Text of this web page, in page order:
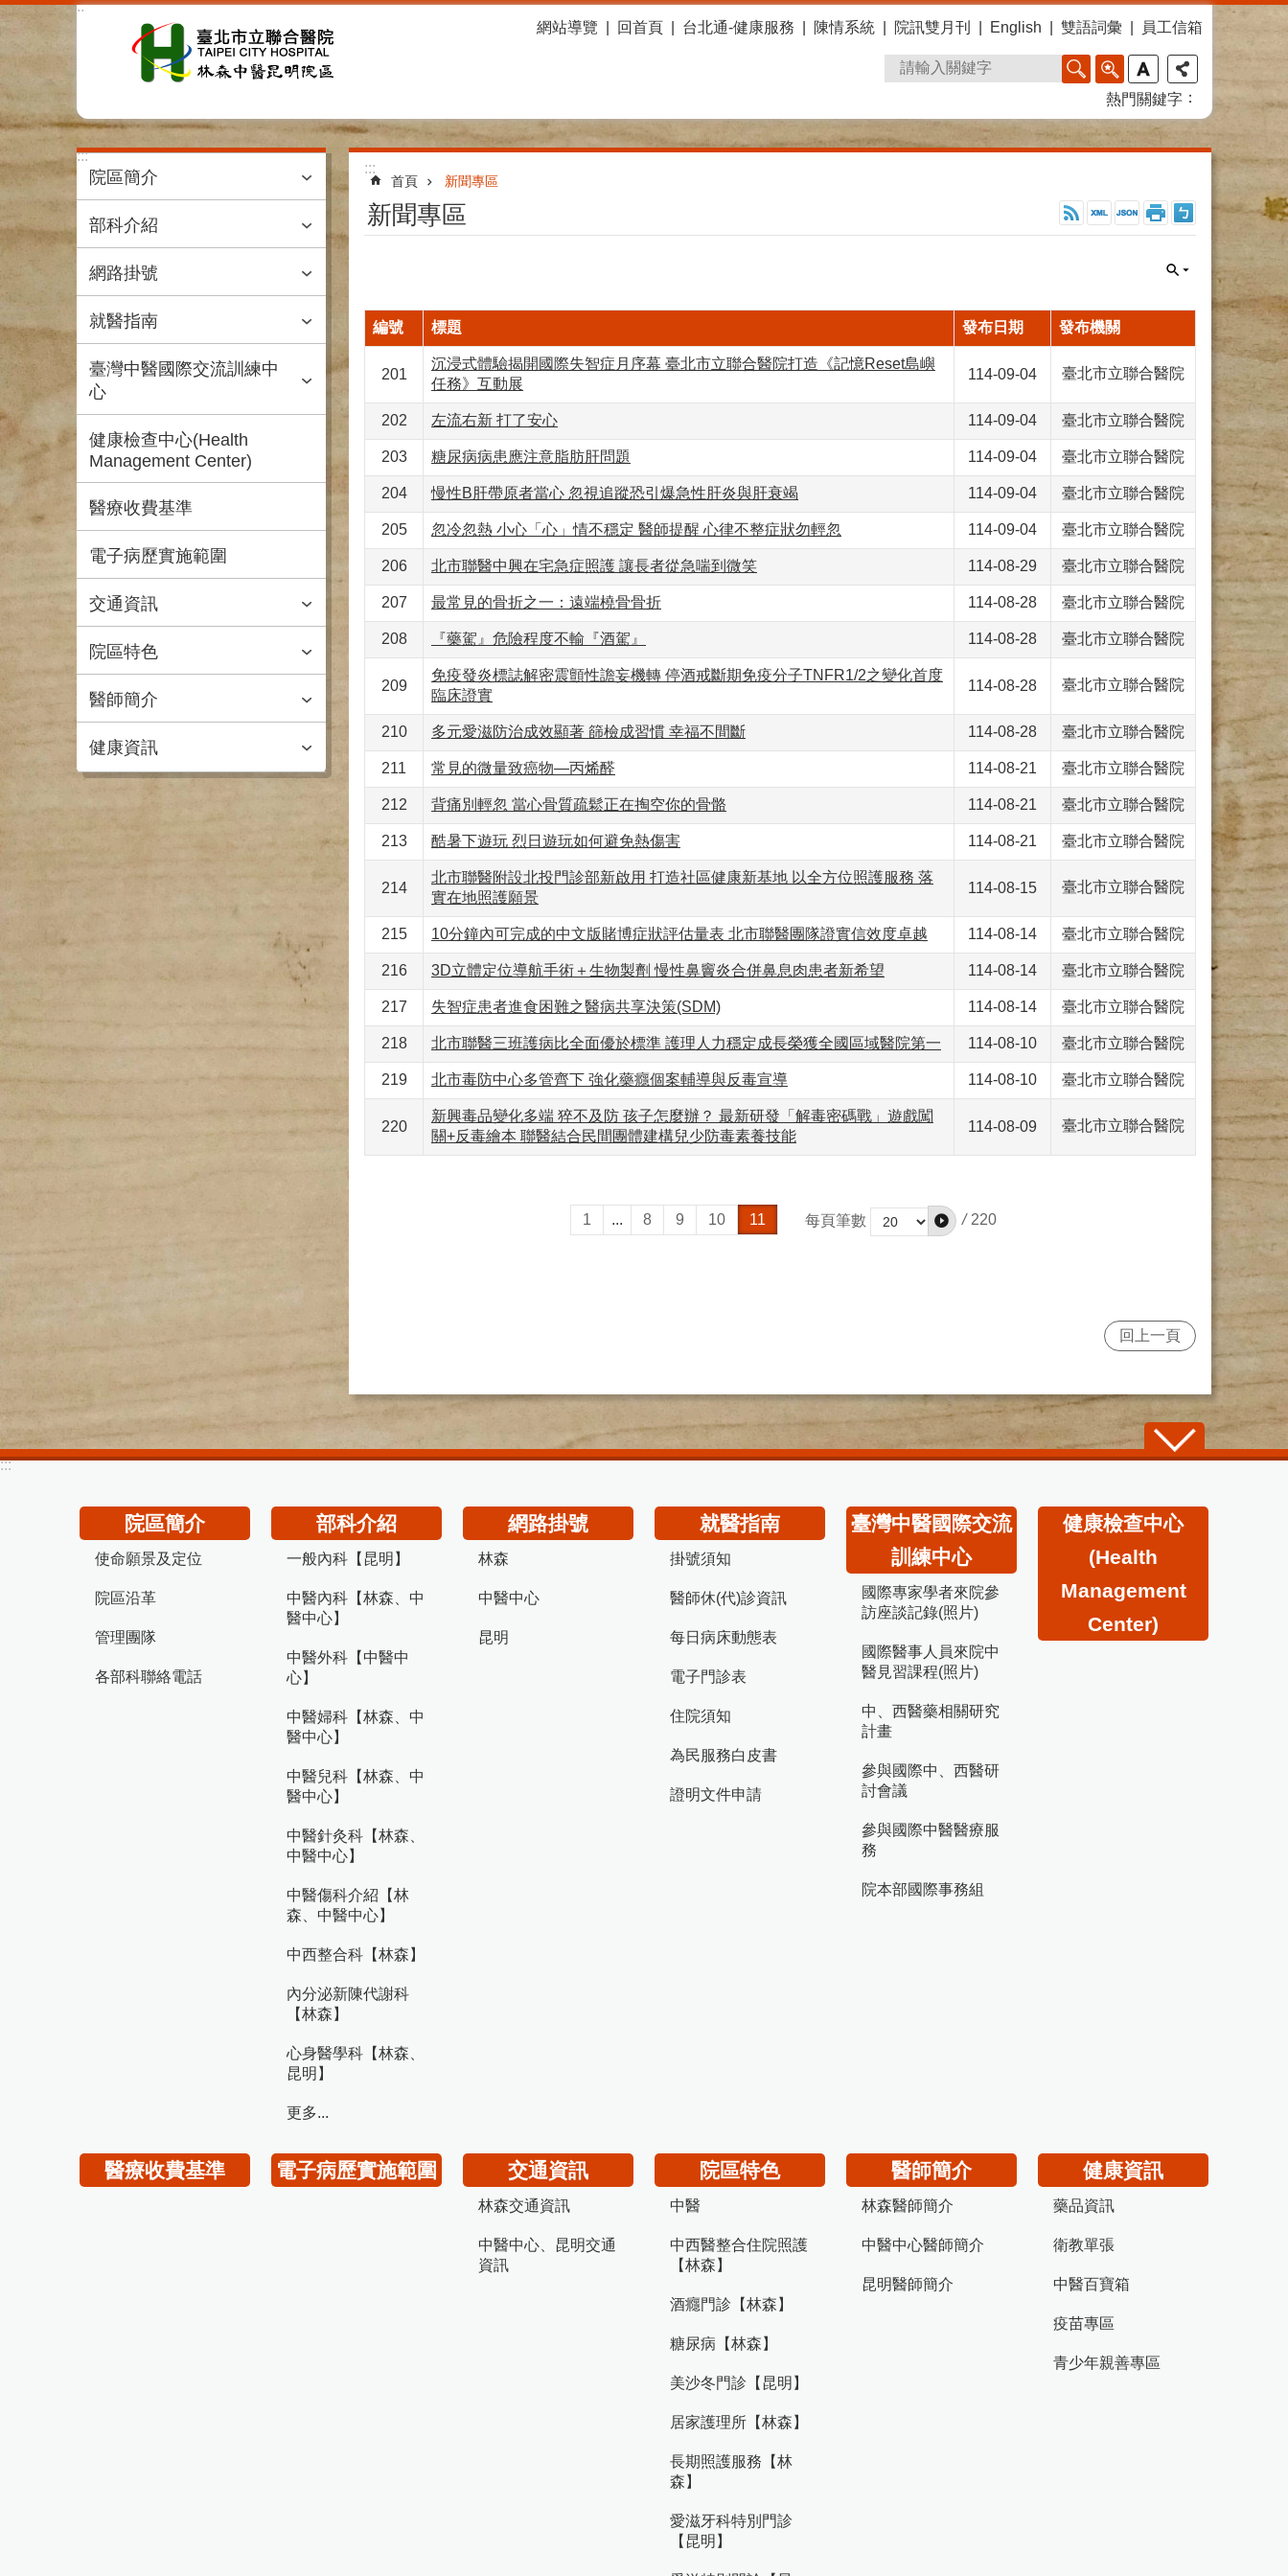
跳到主要內容區塊
:::
網站導覽
回首頁 台北通-健康服務 陳情系統 院訊雙月刊 English 雙語詞彙 員工信箱
熱門關鍵字
:::
院區簡介
部科介紹
網路掛號
就醫指南
臺灣中醫國際交流訓練中
心
健康檢查中心(Health
Management Center)
醫療收費基準
電子病歷實施範圍
交通資訊
院區特色
醫師簡介
健康資訊
:::
首頁 新聞專區
新聞專區
編號 標題 發布日期 發布機關
201
沉浸式體驗揭開國際失智症月序幕 臺北市立聯合醫院打造《記憶Reset島嶼
任務》互動展
114-09-04 臺北市立聯合醫院
202 左流右新 打了安心 114-09-04 臺北市立聯合醫院
203 糖尿病病患應注意脂肪肝問題 114-09-04 臺北市立聯合醫院
204 慢性B肝帶原者當心 忽視追蹤恐引爆急性肝炎與肝衰竭 114-09-04 臺北市立聯合醫院
205 忽冷忽熱 小心「心」情不穩定 醫師提醒 心律不整症狀勿輕忽 114-09-04 臺北市立聯合醫院
206 北市聯醫中興在宅急症照護 讓長者從急喘到微笑 114-08-29 臺北市立聯合醫院
207 最常見的骨折之一：遠端橈骨骨折 114-08-28 臺北市立聯合醫院
208 『藥駕』危險程度不輸『酒駕』 114-08-28 臺北市立聯合醫院
209
免疫發炎標誌解密震顫性譫妄機轉 停酒戒斷期免疫分子TNFR1/2之變化首度
臨床證實
114-08-28 臺北市立聯合醫院
210 多元愛滋防治成效顯著 篩檢成習慣 幸福不間斷 114-08-28 臺北市立聯合醫院
211 常見的微量致癌物—丙烯醛 114-08-21 臺北市立聯合醫院
212 背痛別輕忽 當心骨質疏鬆正在掏空你的骨骼 114-08-21 臺北市立聯合醫院
213 酷暑下遊玩 烈日遊玩如何避免熱傷害 114-08-21 臺北市立聯合醫院
214
北市聯醫附設北投門診部新啟用 打造社區健康新基地 以全方位照護服務 落
實在地照護願景
114-08-15 臺北市立聯合醫院
215 10分鐘內可完成的中文版賭博症狀評估量表 北市聯醫團隊證實信效度卓越 114-08-14 臺北市立聯合醫院
216 3D立體定位導航手術＋生物製劑 慢性鼻竇炎合併鼻息肉患者新希望 114-08-14 臺北市立聯合醫院
217 失智症患者進食困難之醫病共享決策(SDM) 114-08-14 臺北市立聯合醫院
218 北市聯醫三班護病比全面優於標準 護理人力穩定成長榮獲全國區域醫院第一 114-08-10 臺北市立聯合醫院
219 北市毒防中心多管齊下 強化藥癮個案輔導與反毒宣導 114-08-10 臺北市立聯合醫院
220
新興毒品變化多端 猝不及防 孩子怎麼辦？ 最新研發「解毒密碼戰」遊戲闖
關+反毒繪本 聯醫結合民間團體建構兒少防毒素養技能
114-08-09 臺北市立聯合醫院
1 ... 8 9 10 11 每頁筆數 / 220
回上一頁
:::
院區簡介
使命願景及定位
院區沿革
管理團隊
各部科聯絡電話
部科介紹
一般內科【昆明】
中醫內科【林森、中
醫中心】
中醫外科【中醫中
心】
中醫婦科【林森、中
醫中心】
中醫兒科【林森、中
醫中心】
中醫針灸科【林森、
中醫中心】
中醫傷科介紹【林
森、中醫中心】
中西整合科【林森】
內分泌新陳代謝科
【林森】
心身醫學科【林森、
昆明】
更多...
網路掛號
林森
中醫中心
昆明
就醫指南
掛號須知
醫師休(代)診資訊
每日病床動態表
電子門診表
住院須知
為民服務白皮書
證明文件申請
臺灣中醫國際交流
訓練中心
國際專家學者來院參
訪座談記錄(照片)
國際醫事人員來院中
醫見習課程(照片)
中、西醫藥相關研究
計畫
參與國際中、西醫研
討會議
參與國際中醫醫療服
務
院本部國際事務組
健康檢查中心
(Health
Management
Center)
醫療收費基準 電子病歷實施範圍 交通資訊
林森交通資訊
中醫中心、昆明交通
資訊
院區特色
中醫
中西醫整合住院照護
【林森】
酒癮門診【林森】
糖尿病【林森】
美沙冬門診【昆明】
居家護理所【林森】
長期照護服務【林
森】
愛滋牙科特別門診
【昆明】
醫師簡介
林森醫師簡介
中醫中心醫師簡介
昆明醫師簡介
健康資訊
藥品資訊
衛教單張
中醫百寶箱
疫苗專區
青少年親善專區